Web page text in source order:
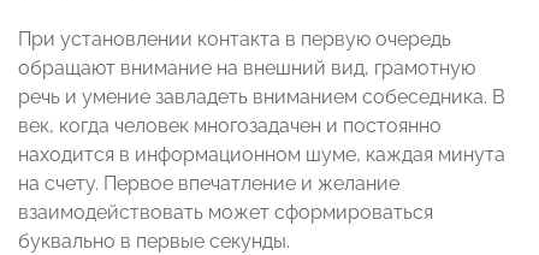
При установлении контакта в первую очередь
обращают внимание на внешний вид, грамотную
речь и умение завладеть вниманием собеседника. В
век, когда человек многозадачен и постоянно
находится в информационном шуме, каждая минута
на счету. Первое впечатление и желание
взаимодействовать может сформироваться
буквально в первые секунды.